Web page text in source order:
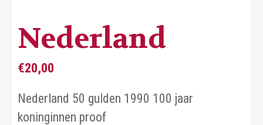
Nederland
€20,00
Nederland 50 gulden 1990 100 jaar
koninginnen proof